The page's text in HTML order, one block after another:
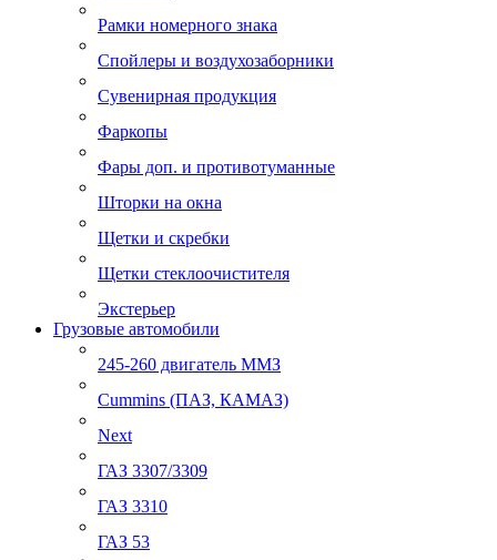
Рамки номерного знака
Спойлеры и воздухозаборники
Сувенирная продукция
Фаркопы
Фары доп. и противотуманные
Шторки на окна
Щетки и скребки
Щетки стеклоочистителя
Экстерьер
Грузовые автомобили
245-260 двигатель ММЗ
Cummins (ПАЗ, КАМАЗ)
Next
ГАЗ 3307/3309
ГАЗ 3310
ГАЗ 53